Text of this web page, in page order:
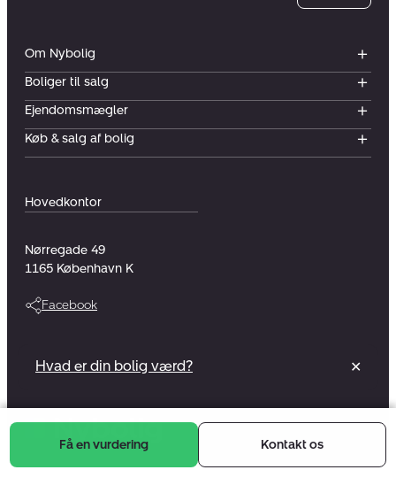
Få en vurdering Kontakt os
Hovedkontor
Nørregade 49
1165 København K
Facebook
Om Nybolig
Boliger til salg
Ejendomsmægler
Køb & salg af bolig
Vi er en del af et foreningsejet selskab
Læs mere
Hvad er din bolig værd? ✕